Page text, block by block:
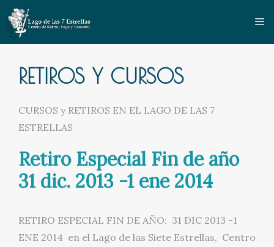
Saltar
al
contenido
RETIROS Y CURSOS
CURSOS y RETIROS EN EL LAGO DE LAS 7
ESTRELLAS
Retiro Especial Fin de año
31 dic. 2013 -1 ene 2014
RETIRO ESPECIAL FIN DE AÑO: 31 DIC 2013 -1
ENE 2014 en el Lago de las Siete Estrellas, Centro